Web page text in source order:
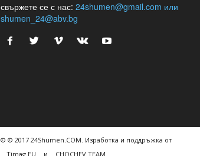
свържете се с нас: 24shumen@gmail.com или
shumen_24@abv.bg
© © 2017 24Shumen.COM. Изработка и поддръжка от
Timag.EU
и CHOCHEV TEAM